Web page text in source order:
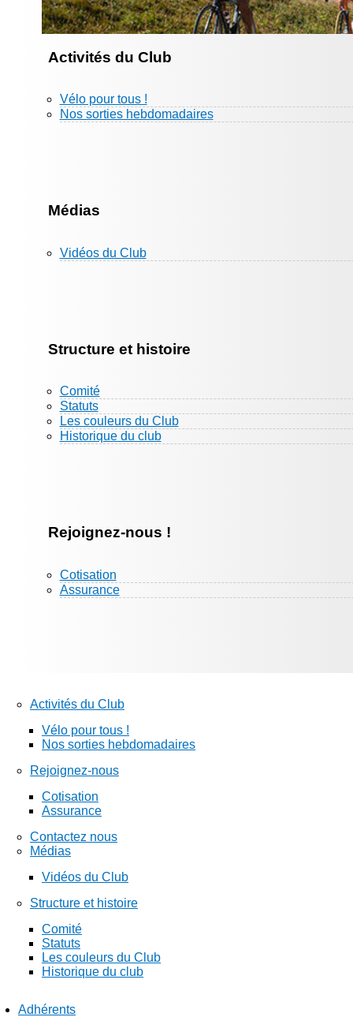
Activités du Club
Vélo pour tous !
Nos sorties hebdomadaires
Médias
Vidéos du Club
Structure et histoire
Comité
Statuts
Les couleurs du Club
Historique du club
Rejoignez-nous !
Cotisation
Assurance
Activités du Club
Vélo pour tous !
Nos sorties hebdomadaires
Rejoignez-nous
Cotisation
Assurance
Contactez nous
Médias
Vidéos du Club
Structure et histoire
Comité
Statuts
Les couleurs du Club
Historique du club
Adhérents